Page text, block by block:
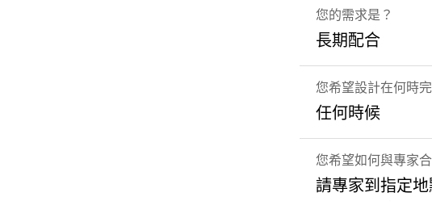
您的需求是？
長期配合
您希望設計在何時完
任何時候
您希望如何與專家
請專家到指定地